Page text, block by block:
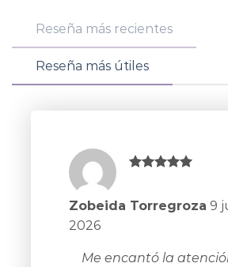
Reseña más recientes
Reseña más útiles
Zobeida Torregroza 9
2026
Me encantó la